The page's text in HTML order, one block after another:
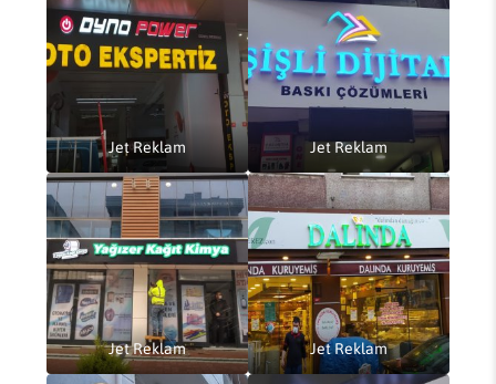
Jet Reklam Jet Reklam
Jet Reklam Jet Reklam